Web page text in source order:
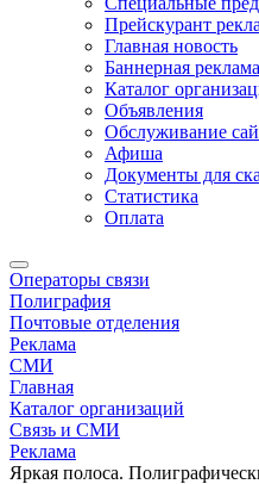
Прейскурант
Главная новость
Баннерная реклама
Каталог
Объявления
Обслуживание
Афиша
Документы для
Статистика
Оплата
Операторы связи
Полиграфия
Почтовые отделения
Реклама
СМИ
Главная
Каталог организаций
Связь и СМИ
Реклама
Яркая полоса.